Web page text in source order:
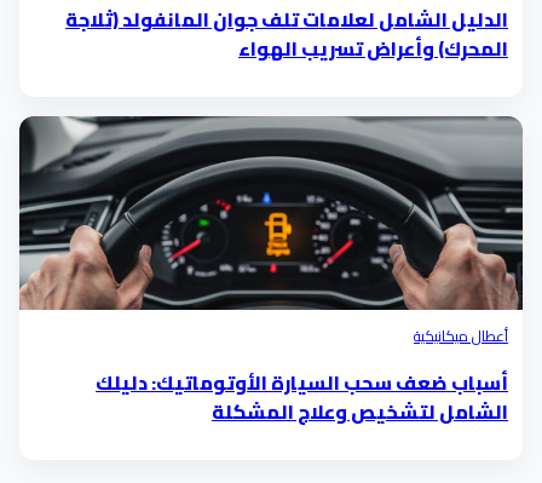
الدليل الشامل لعلامات تلف جوان المانفولد (ثلاجة
المحرك) وأعراض تسريب الهواء
أعطال ميكانيكية
أسباب ضعف سحب السيارة الأوتوماتيك: دليلك
الشامل لتشخيص وعلاج المشكلة